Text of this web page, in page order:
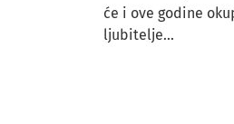
će i ove godine
ljubitelje...